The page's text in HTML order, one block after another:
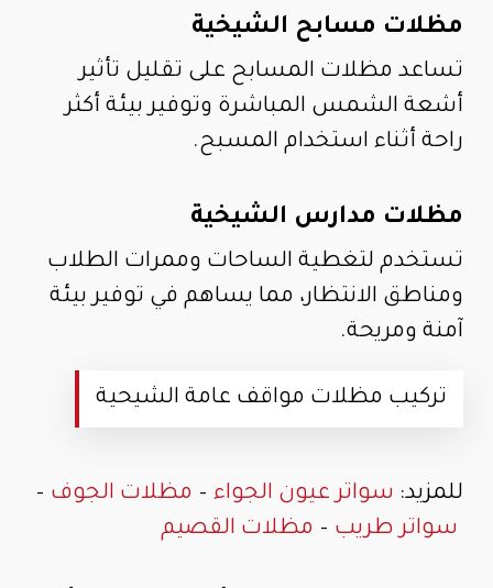
مظلات مسابح الشيخية
تساعد مظلات المسابح على تقليل تأثير
أشعة الشمس المباشرة وتوفير بيئة أكثر
راحة أثناء استخدام المسبح.
مظلات مدارس الشيخية
تستخدم لتغطية الساحات وممرات الطلاب
ومناطق الانتظار، مما يساهم في توفير بيئة
آمنة ومريحة.
تركيب مظلات مواقف عامة الشيحية
للمزيد: سواتر عيون الجواء– مظلات الجوف –
سواتر طريب – مظلات القصيم